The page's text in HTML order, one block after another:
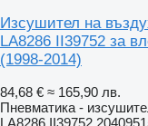
Изсушител на
LA8286 II39752 за
(1998-2014)
84,68 € ≈ 165,90 лв.
Пневматика -
LA8286 II39752